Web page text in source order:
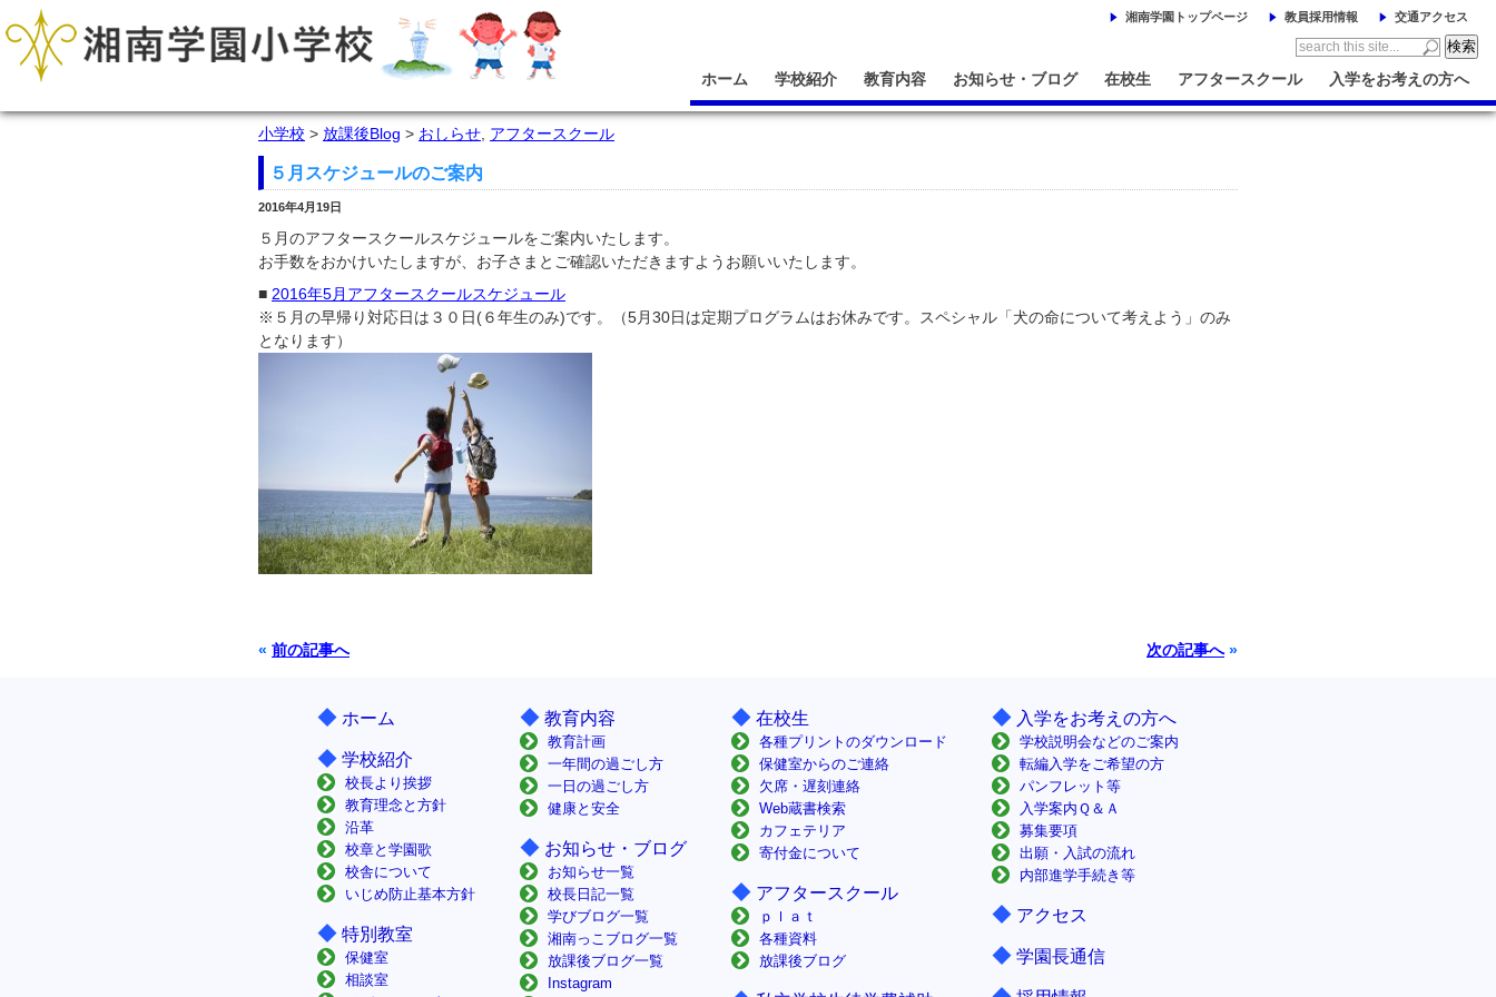
湘南学園トップページ 教員採用情報 交通アクセス
ホーム 学校紹介 教育内容 お知らせ・ブログ 在校生 アフタースクール 入学をお考えの方へ
小学校 > 放課後Blog > おしらせ アフタースクール
５月スケジュールのご案内
2016年4月19日
５月のアフタースクールスケジュールをご案内いたします。
お手数をおかけいたしますが、お子さまとご確認いただきますようお願いいたします。
■ 2016年5月アフタースクールスケジュール
※５月の早帰り対応日は３０日(６年生のみ)です。（5月30日は定期プログラムはお休みです。スペシャル「犬の命について考えよう」のみ
となります）
« 前の記事へ 次の記事へ»
◆ ホーム
◆ 学校紹介
校長より挨拶
教育理念と方針
沿革
校章と学園歌
校舎について
いじめ防止基本方針
◆ 特別教室
保健室
相談室
◆ 教育内容
教育計画
一年間の過ごし方
一日の過ごし方
健康と安全
◆ お知らせ・ブログ
お知らせ一覧
校長日記一覧
学びブログ一覧
湘南っこブログ一覧
放課後ブログ一覧
Instagram
◆ 在校生
各種プリントのダウンロード
保健室からのご連絡
欠席・遅刻連絡
Web蔵書検索
カフェテリア
寄付金について
◆ アフタースクール
ｐｌａｔ
各種資料
放課後ブログ
◆ 入学をお考えの方へ
学校説明会などのご案内
転編入学をご希望の方
パンフレット等
入学案内Ｑ＆Ａ
募集要項
出願・入試の流れ
内部進学手続き等
◆ アクセス
◆ 学園長通信